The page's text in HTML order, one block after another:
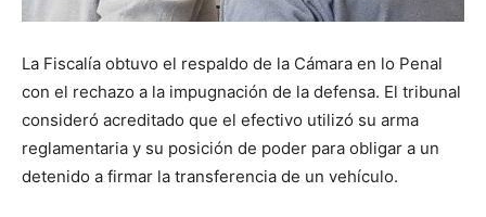
La Fiscalía obtuvo el respaldo de la Cámara en lo Penal
con el rechazo a la impugnación de la defensa. El tribunal
consideró acreditado que el efectivo utilizó su arma
reglamentaria y su posición de poder para obligar a un
detenido a firmar la transferencia de un vehículo.